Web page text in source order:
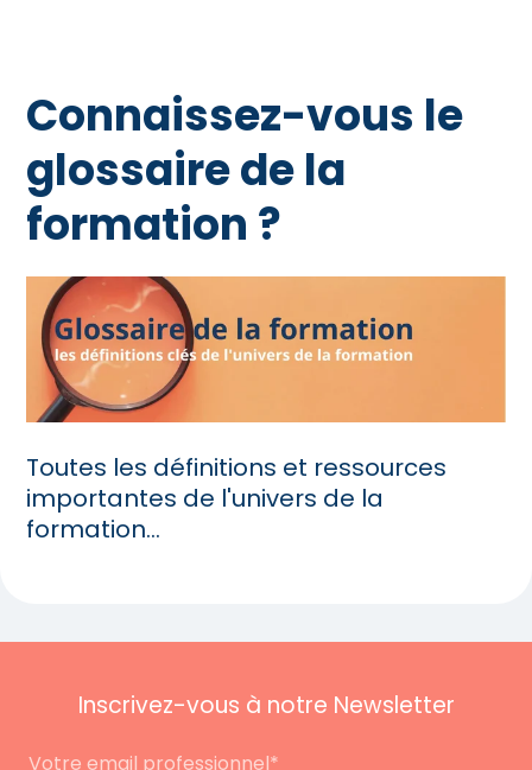
Connaissez-vous le
glossaire de la
formation ?
Toutes les définitions et ressources
importantes de l'univers de la
formation...
Inscrivez-vous à notre Newsletter